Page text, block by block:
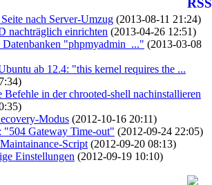
nach Server-Umzug (2013-08-11 21:24)
nachträglich einrichten (2013-04-26 12:51)
Datenbanken "phpmyadmin_..." (2013-03-08
ab 12.4: "this kernel requires the ...
Befehle in der chrooted-shell nachinstallieren
Modus (2012-10-16 20:11)
"504 Gateway Time-out" (2012-09-24 22:05)
Script (2012-09-20 08:13)
Einstellungen (2012-09-19 10:10)